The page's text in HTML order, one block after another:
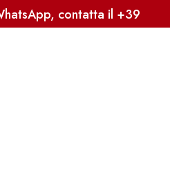
contatta il +39
oltre i 59€